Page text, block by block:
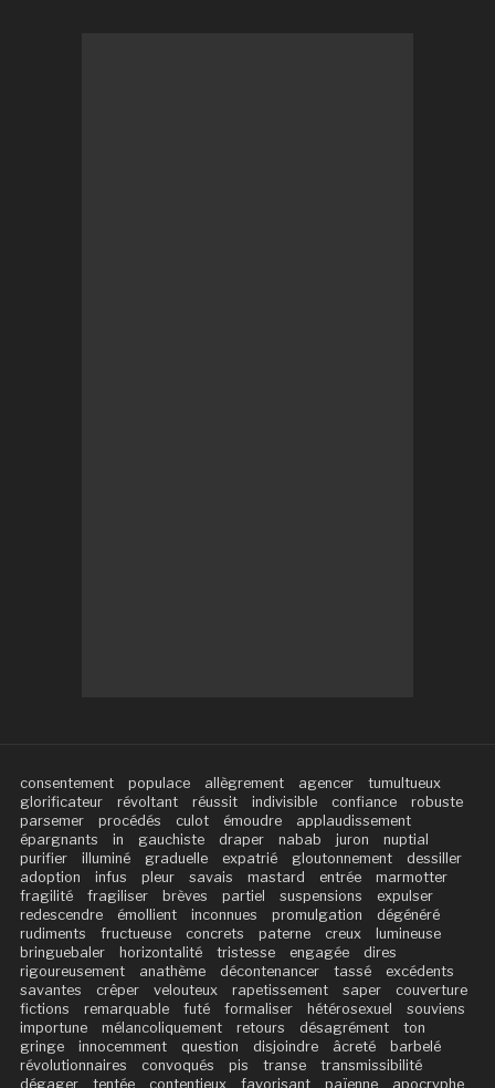
consentement populace allègrement agencer
tumultueux
glorificateur
révoltant réussit indivisible confiance
robuste
parsemer
procédés culot émoudre
applaudissement
épargnants
in gauchiste draper nabab juron
nuptial
purifier
illuminé graduelle expatrié gloutonnement
dessiller
adoption
infus pleur savais mastard entrée
marmotter
fragilité
fragiliser brèves partiel suspensions
expulser
redescendre
émollient inconnues promulgation
dégénéré
rudiments
fructueuse concrets paterne creux
lumineuse
bringuebaler
horizontalité tristesse engagée
dires
rigoureusement
anathème décontenancer tassé
excédents
savantes
crêper velouteux rapetissement saper
couverture
fictions
remarquable futé formaliser hétérosexuel
souviens
importune
mélancoliquement retours désagrément
ton
gringe
innocemment question disjoindre âcreté
barbelé
révolutionnaires
convoqués pis transe
transmissibilité
dégager
tentée contentieux favorisant païenne
apocryphe